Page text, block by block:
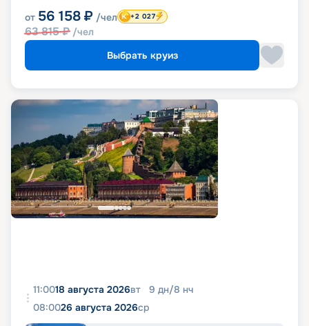
от 56 158 ₽ /чел
63 815₽ /чел
+2 027
Выбрать круиз
11:0018 августа 2026вт 9 дн/8 нч
08:0026 августа 2026ср